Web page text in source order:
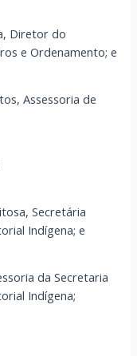
Diretor do
e Ordenamento; e
Assessoria de
Secretária
Indígena; e
da Secretaria
Indígena;